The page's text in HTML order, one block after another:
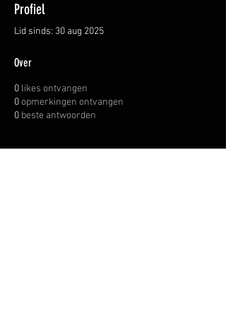
Profiel
Lid sinds: 30 aug 2025
Over
0 likes ontvangen
0opmerkingen ontvangen
0 beste antwoorden